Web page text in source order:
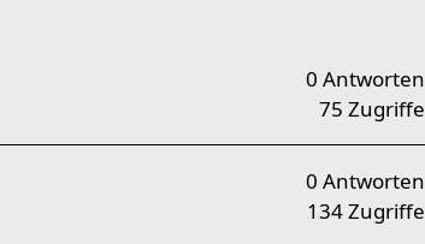
0Antworten
75Zugriffe
0Antworten
134Zugriffe